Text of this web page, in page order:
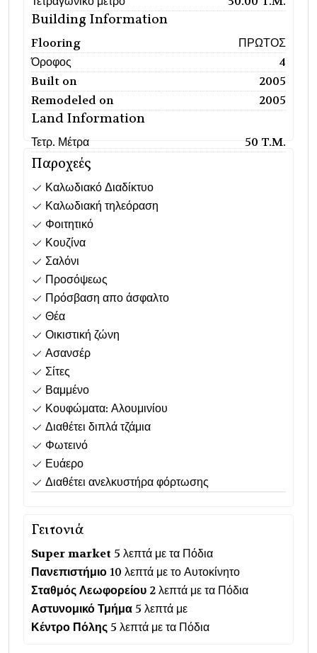
Building Information
Flooring
ΠΡΩΤΟΣ
Όροφος
4
Built on
2005
Remodeled on
2005
Land Information
Τετρ. Μέτρα 50 T.M.
Παροχεές
Καλωδιακό Διαδίκτυο
Καλωδιακή τηλεόραση
Φοιτητικό
Κουζίνα
Σαλόνι
Προσόψεως
Πρόσβαση απο άσφαλτο
Θέα
Οικιστική ζώνη
Ασανσέρ
Σίτες
Βαμμένο
Κουφώματα: Αλουμινίου
Διαθέτει διπλά τζάμια
Φωτεινό
Ευάερο
Διαθέτει ανελκυστήρα φόρτωσης
Γειτονιά
Super market 5 λεπτά με τα Πόδια
Πανεπιστήμιο 10 λεπτά με το Αυτοκίνητο
Σταθμός Λεωφορείου 2 λεπτά με τα Πόδια
Αστυνομικό Τμήμα5 λεπτά με
Κέντρο Πόλης5 λεπτά με τα Πόδια